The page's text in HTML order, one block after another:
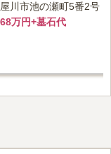
川市池の瀬町5番2号
68万円+墓石代